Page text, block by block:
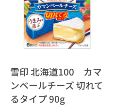
雪印 北海道100 カマ
ンベールチーズ 切れて
るタイプ 90g